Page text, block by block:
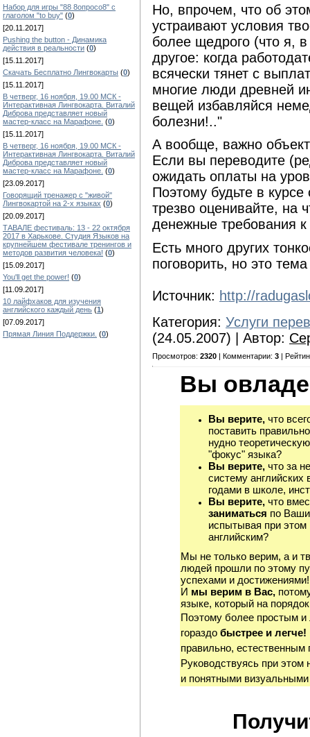
Набор для игры "88 8опросо8" с
глаголом "to buy" (0)
[20.11.2017]
Pushing the button - Динамика
действия в реальности (0)
[15.11.2017]
Скачать Бесплатно Лингвокарты (0)
[15.11.2017]
В четверг, 16 ноября, 19.00 МСК -
Интерактивная Лингвокарта. Виталий
Диброва представляет новый
мастер-класс на Марафоне. (0)
[15.11.2017]
В четверг, 16 ноября, 19.00 МСК -
Интерактивная Лингвокарта. Виталий
Диброва представляет новый
мастер-класс на Марафоне. (0)
[23.09.2017]
Говорящий тренажер с "живой"
Лингвокартой на 2-х языках (0)
[20.09.2017]
ТАВАЛЕ фестиваль: 13 - 22 октября
2017 в Харькове. Студия Языков на
крупнейшем фестивале тренингов и
методов развития человека! (0)
[15.09.2017]
You'll get the power! (0)
[11.09.2017]
10 лайфхаков для изучения
английского каждый день (1)
[07.09.2017]
Прямая Линия Поддержки. (0)
Но, впрочем, что об
устраивают условия
более щедрого (что я,
другое: когда
всячески тянет с
многие люди древней
вещей избавляйся
болезни!.."
А вообще, важно
Если вы переводите
ожидать оплаты на
Поэтому будьте в курсе
трезво оценивайте, на
денежные требования
Есть много других
поговорить, но это
Источник: http://
Категория: Услуги
(24.05.2007) | Автор:
Просмотров: 2320 | Комментарии: 3 |
Вы
Вы верите, что
поставить
нудно
"фокус" языка?
Вы верите, что за
систему
годами в школе,
Вы верите, что
заниматься по
испытывая при этом
английским?
Мы не только верим, а и
людей прошли по этому
успехами и достижениями!
И мы верим в Вас,
языке, который на
Поэтому более простым
гораздо быстрее и легче!
правильно, естественным
Руководствуясь при
и понятными